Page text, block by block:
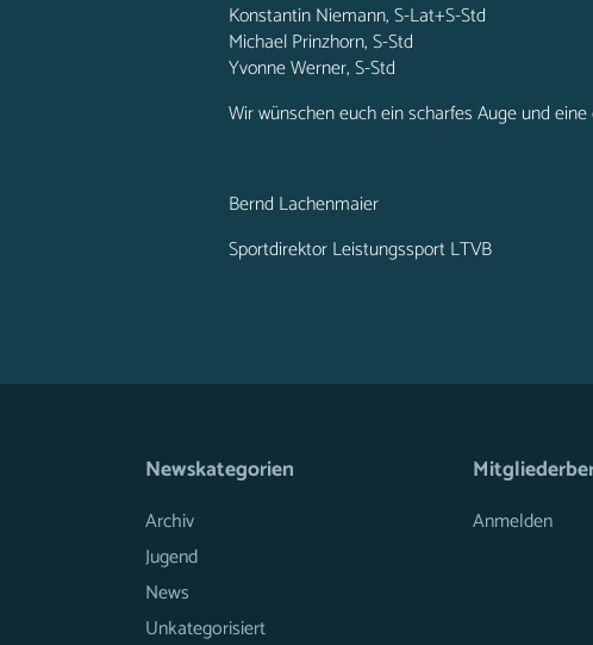
Konstantin Niemann, S-Lat+S-Std
Michael Prinzhorn, S-Std
Yvonne Werner, S-Std
Wir wünschen euch ein scharfes Auge und
Bernd Lachenmaier
Sportdirektor Leistungssport LTVB
Newskategorien
Archiv
Jugend
News
Unkategorisiert
Anmelden